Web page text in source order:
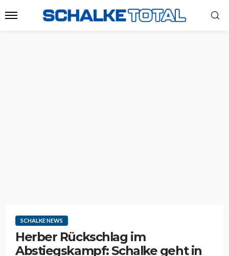
SCHALKE NEWS
Herber Rückschlag im
Abstiegskampf: Schalke geht in